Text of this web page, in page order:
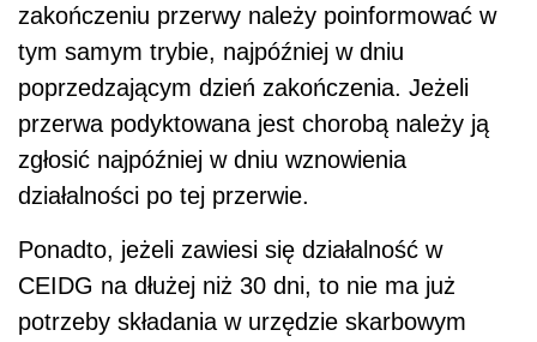
zakończeniu przerwy należy poinformować w
tym samym trybie, najpóźniej w dniu
poprzedzającym dzień zakończenia. Jeżeli
przerwa podyktowana jest chorobą należy ją
zgłosić najpóźniej w dniu wznowienia
działalności po tej przerwie.
Ponadto, jeżeli zawiesi się działalność w
CEIDG na dłużej niż 30 dni, to nie ma już
potrzeby składania w urzędzie skarbowym